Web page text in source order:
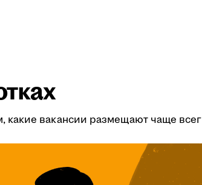
вакансии размещают чаще